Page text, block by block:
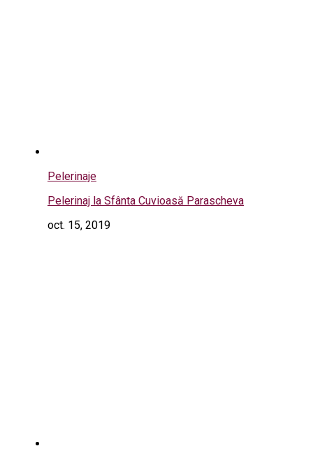
Pelerinaje
Pelerinaj la Sfânta Cuvioasă Parascheva
oct. 15, 2019